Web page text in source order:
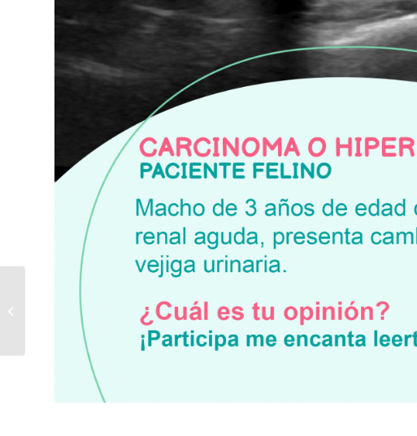
Tumor Maligno